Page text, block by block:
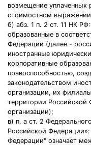
возмещение уплаченных
стоимостном
б) абз. 1 п. 2 ст. 11 НК
образованные в
Федерации (далее -
иностранные
корпоративные
правоспособностью,
законодательством
организации, их
территории Российской
организации);
в) п. а ст. 2
Российской
Федерации" означает